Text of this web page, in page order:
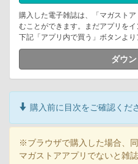
購入した電子雑誌は、「マガスト
むことができます。まだアプリを
下記「アプリ内で買う」ボタンよ
ダウ
購入前に目次をご確認くだ
※ブラウザで購入した場合、
マガストアアプリでないと雑